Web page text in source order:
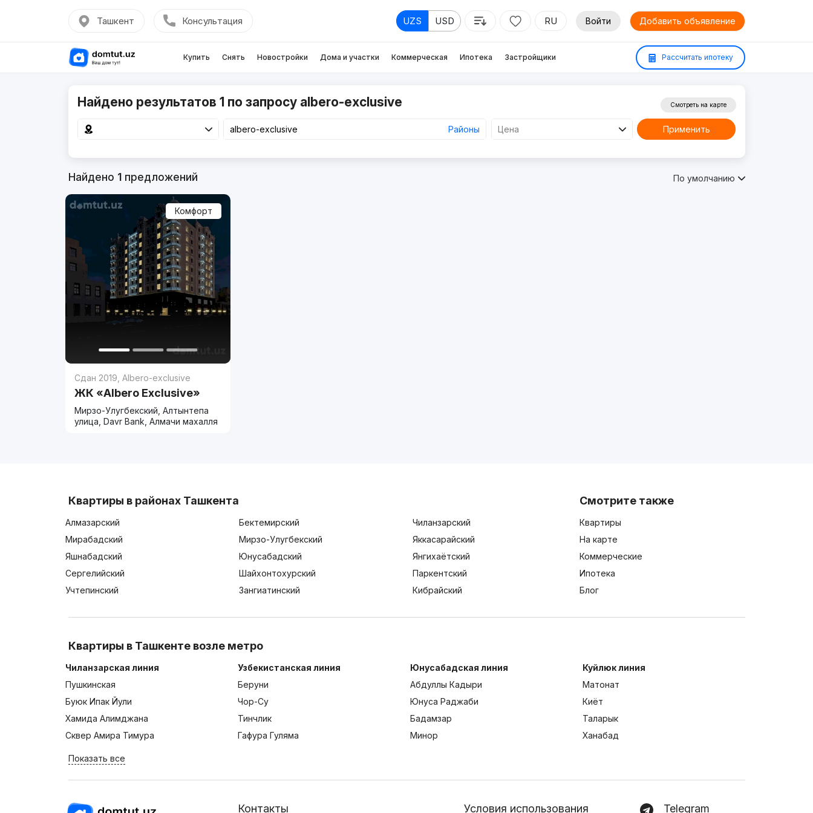
Ташкент Консультация UZS USD RU Войти Добавить объявление
Купить Снять Новостройки Дома и участки Коммерческая Ипотека Застройщики Рассчитать ипотеку
Найдено результатов 1 по запросу albero-exclusive
Районы Цена
Смотреть на карте
Применить
Найдено 1предложений По умолчанию
Комфорт
Сдан 2019 ,Albero-exclusive
ЖК «Albero Exclusive»
Мирзо-Улугбекский, Алтынтепа
улица, Davr Bank, Алмачи махалля
Квартиры в районах Ташкента
Алмазарский Бектемирский
Чиланзарский
Мирабадский
Мирзо-Улугбекский
Яккасарайский
Яшнабадский
Юнусабадский
Янгихаётский
Сергелийский
Шайхонтохурский
Паркентский
Учтепинский
Зангиатинский Кибрайский
Смотрите также
Квартиры
На карте
Коммерческие
Ипотека
Блог
Квартиры в Ташкенте возле метро
Чиланзарская линия
Пушкинская
Буюк Ипак Йули
Хамида Алимджана
Сквер Амира Тимура
Узбекистанская линия
Беруни
Чор-Су
Тинчлик
Гафура Гуляма
Юнусабадская линия
Абдуллы Кадыри
Юнуса Раджаби
Бадамзар
Минор
Куйлюк линия
Матонат
Киёт
Таларык
Ханабад
Показать все
Контакты Условия использования Telegram